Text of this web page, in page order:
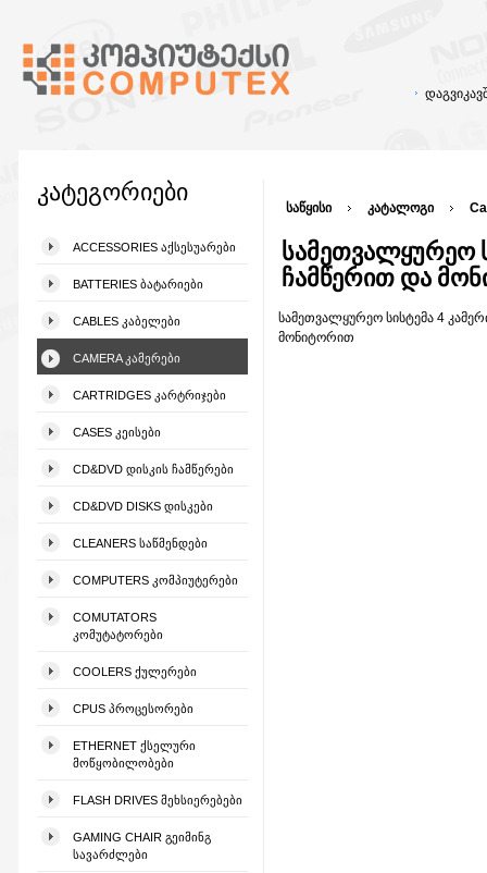
კატეგორიები
ACCESSORIES ᲐᲥᲡᲔᲡᲣᲐᲠᲔᲑᲘ
BATTERIES ᲑᲐᲢᲐᲠᲘᲔᲑᲘ
CABLES ᲙᲐᲑᲔᲚᲔᲑᲘ
CAMERA ᲙᲐᲛᲔᲠᲔᲑᲘ
CARTRIDGES ᲙᲐᲠᲢᲠᲘᲯᲔᲑᲘ
CASES ᲙᲔᲘᲡᲔᲑᲘ
CD&DVD ᲓᲘᲡᲙᲘᲡ ᲩᲐᲛᲬᲔᲠᲔᲑᲘ
CD&DVD DISKS ᲓᲘᲡᲙᲔᲑᲘ
CLEANERS ᲡᲐᲬᲛᲔᲜᲓᲔᲑᲘ
COMPUTERS ᲙᲝᲛᲞᲘᲣᲢᲔᲠᲔᲑᲘ
COMUTATORS
ᲙᲝᲛᲣᲢᲐᲢᲝᲠᲔᲑᲘ
COOLERS ᲥᲣᲚᲔᲠᲔᲑᲘ
CPUS ᲞᲠᲝᲪᲔᲡᲝᲠᲔᲑᲘ
ETHERNET ᲥᲡᲔᲚᲣᲠᲘ
ᲛᲝᲬᲧᲝᲑᲘᲚᲝᲑᲔᲑᲘ
FLASH DRIVES ᲛᲔᲮᲡᲘᲔᲠᲔᲑᲔᲑᲘ
GAMING CHAIR ᲒᲔᲘᲛᲘᲜᲒ
ᲡᲐᲕᲐᲠᲫᲚᲔᲑᲘ
საწყისი კატალოგი
სამეთვალყურეო
ჩამწერით და
სამეთვალყურეო სისტემა 4
მონიტორით